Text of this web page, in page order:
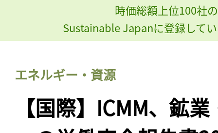
時価総額上位100社
Sustainable Japanに登録して
エネルギー・資源
【国際】ICMM、鉱